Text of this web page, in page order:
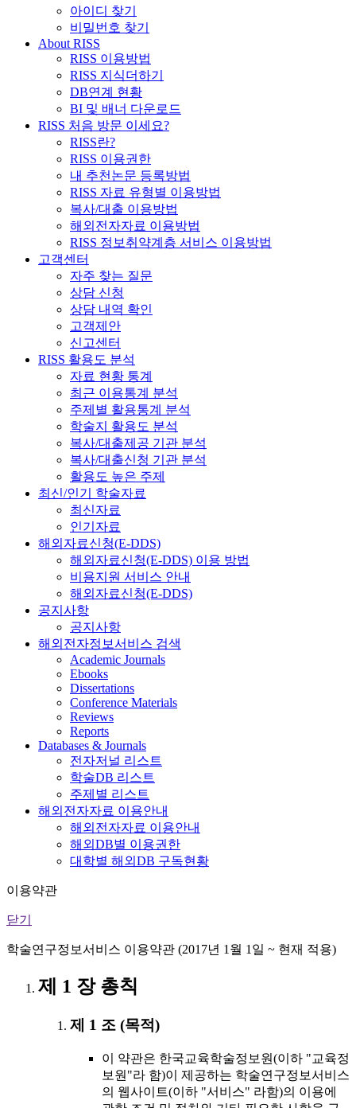
아이디 찾기
비밀번호 찾기
About RISS
RISS 이용방법
RISS 지식더하기
DB연계 현황
BI 및 배너 다운로드
RISS 처음 방문 이세요?
RISS란?
RISS 이용권한
내 추천논문 등록방법
RISS 자료 유형별 이용방법
복사/대출 이용방법
해외전자자료 이용방법
RISS 정보취약계층 서비스 이용방법
고객센터
자주 찾는 질문
상담 신청
상담 내역 확인
고객제안
신고센터
RISS 활용도 분석
자료 현황 통계
최근 이용통계 분석
주제별 활용통계 분석
학술지 활용도 분석
복사/대출제공 기관 분석
복사/대출신청 기관 분석
활용도 높은 주제
최신/인기 학술자료
최신자료
인기자료
해외자료신청(E-DDS)
해외자료신청(E-DDS) 이용 방법
비용지원 서비스 안내
해외자료신청(E-DDS)
공지사항
공지사항
해외전자정보서비스 검색
Academic Journals
Ebooks
Dissertations
Conference Materials
Reviews
Reports
Databases & Journals
전자저널 리스트
학술DB 리스트
주제별 리스트
해외전자자료 이용안내
해외전자자료 이용안내
해외DB별 이용권한
대학별 해외DB 구독현황
이용약관
닫기
학술연구정보서비스 이용약관 (2017년 1월 1일 ~ 현재 적용)
제 1 장 총칙
제 1 조 (목적)
이 약관은 한국교육학술정보원(이하 "교육정
보원"라 함)이 제공하는 학술연구정보서비스
의 웹사이트(이하 "서비스" 라함)의 이용에